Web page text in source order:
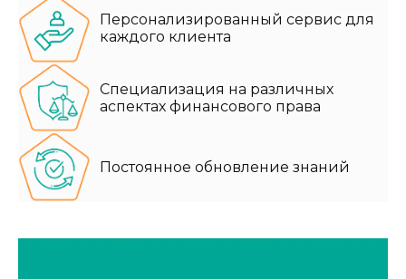
Персонализированный сервис для
каждого клиента
Специализация на различных
аспектах финансового права
Постоянное обновление знаний